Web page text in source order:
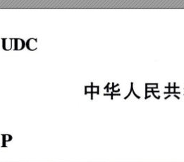
ｔＪＤＣ
中
华
“
民
共